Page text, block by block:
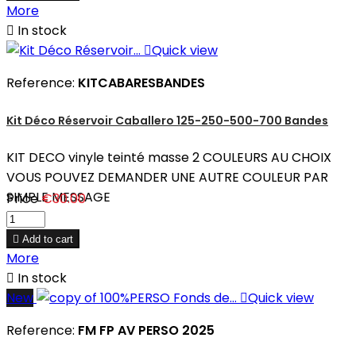
More
 In stock
Quick view
Reference: KITCABARESBANDES
Kit Déco Réservoir Caballero 125-250-500-700 Bandes
KIT DECO vinyle teinté masse 2 COULEURS AU CHOIX
VOUS POUVEZ DEMANDER UNE AUTRE COULEUR PAR
SIMPLE MESSAGE
Price €30.00
 Add to cart
More
 In stock
New
Quick view
Reference: FM FP AV PERSO 2025